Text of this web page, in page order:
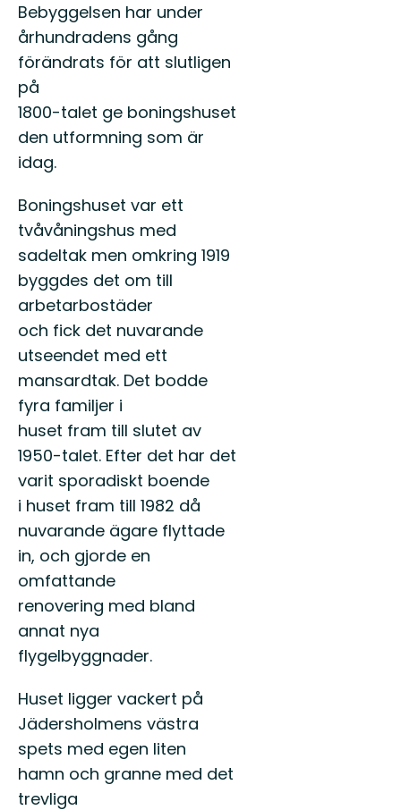
Bebyggelsen har under
århundradens gång
förändrats för att slutligen
på
1800-talet ge boningshuset
den utformning som är
idag.
Boningshuset var ett
tvåvåningshus med
sadeltak men omkring 1919
byggdes det om till
arbetarbostäder
och fick det nuvarande
utseendet med ett
mansardtak. Det bodde
fyra familjer i
huset fram till slutet av
1950-talet. Efter det har det
varit sporadiskt boende
i huset fram till 1982 då
nuvarande ägare flyttade
in, och gjorde en
omfattande
renovering med bland
annat nya
flygelbyggnader.
Huset ligger vackert på
Jädersholmens västra
spets med egen liten
hamn och granne med det
trevliga